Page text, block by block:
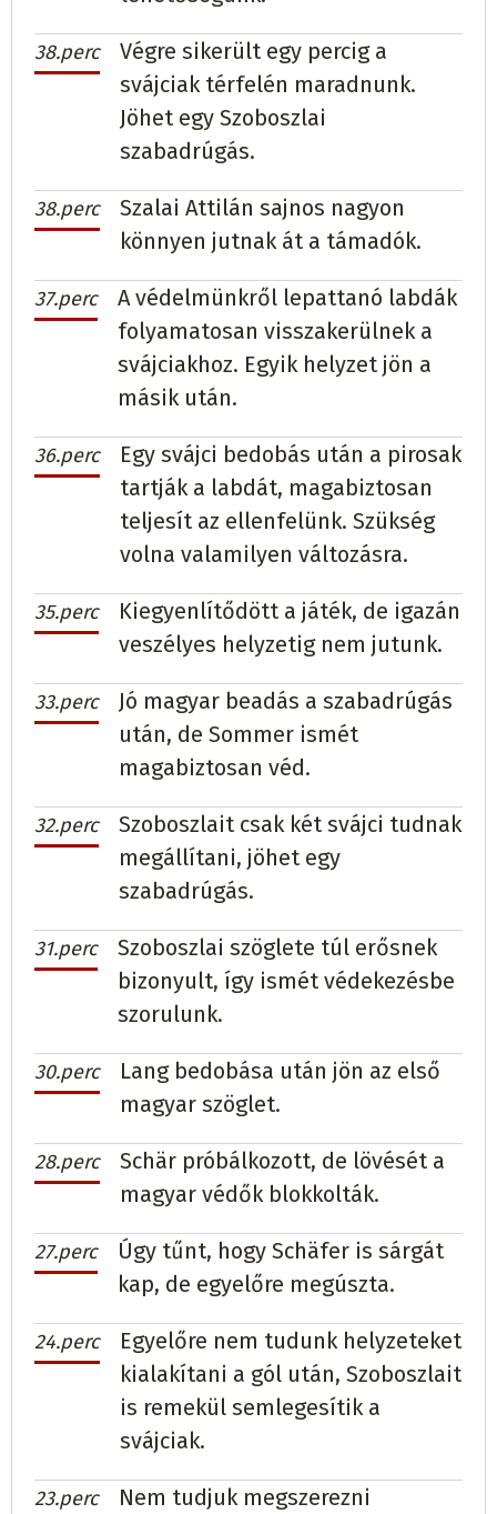
38.perc
Végre sikerült egy percig a
svájciak térfelén maradnunk.
Jöhet egy Szoboszlai
szabadrúgás.
38.perc
Szalai Attilán sajnos nagyon
könnyen jutnak át a támadók.
37.perc
A védelmünkről lepattanó labdák
folyamatosan visszakerülnek a
svájciakhoz. Egyik helyzet jön a
másik után.
36.perc
Egy svájci bedobás után a pirosak
tartják a labdát, magabiztosan
teljesít az ellenfelünk. Szükség
volna valamilyen változásra.
35.perc
Kiegyenlítődött a játék, de igazán
veszélyes helyzetig nem jutunk.
33.perc
Jó magyar beadás a szabadrúgás
után, de Sommer ismét
magabiztosan véd.
32.perc
Szoboszlait csak két svájci tudnak
megállítani, jöhet egy
szabadrúgás.
31.perc
Szoboszlai szöglete túl erősnek
bizonyult, így ismét védekezésbe
szorulunk.
30.perc
Lang bedobása után jön az első
magyar szöglet.
28.perc
Schär próbálkozott, de lövését a
magyar védők blokkolták.
27.perc
Úgy tűnt, hogy Schäfer is sárgát
kap, de egyelőre megúszta.
24.perc
Egyelőre nem tudunk helyzeteket
kialakítani a gól után, Szoboszlait
is remekül semlegesítik a
svájciak.
23.perc
Nem tudjuk megszerezni